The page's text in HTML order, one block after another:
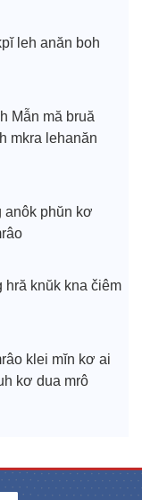
leh anăn boh
Mẫn mă bruă
mkra lehanăn
anôk phŭn kơ
hră knŭk kna čiêm
klei mĭn kơ ai
kơ dua mrô